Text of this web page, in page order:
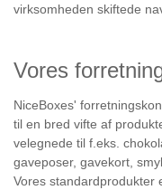
virksomheden skiftede
Vores
NiceBoxes'
til en bred vifte af
velegnede til f.eks.
gaveposer, gavekort,
Vores standardprodukter